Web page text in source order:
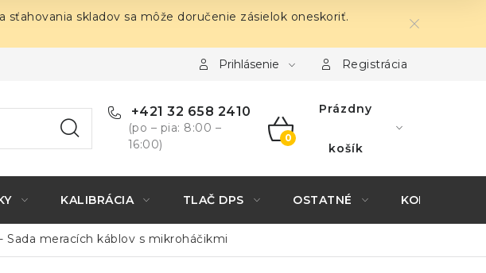
skladov sa môže doručenie zásielok oneskoriť.
Prihlásenie Registrácia
+421 32 658 2410
(po – pia: 8:00 –
16:00)
NÁKUPNÝ
Prázdny
košík
KALIBRÁCIA TLAČ DPS OSTATNÉ KONTAKTY
Sada meracích káblov s mikroháčikmi